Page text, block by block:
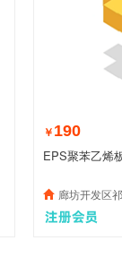
￥ 190
EPS聚苯乙烯
廊坊开发区祁